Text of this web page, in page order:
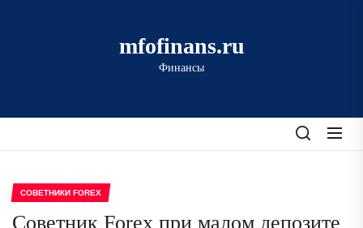
mfofinans.ru
Финансы
СОВЕТНИКИ FOREX
Советник Forex при малом депозите